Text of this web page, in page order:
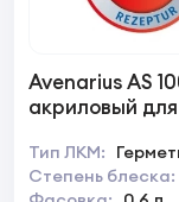
Avenarius AS
акриловый
Тип ЛКМ:
Степень блеска: